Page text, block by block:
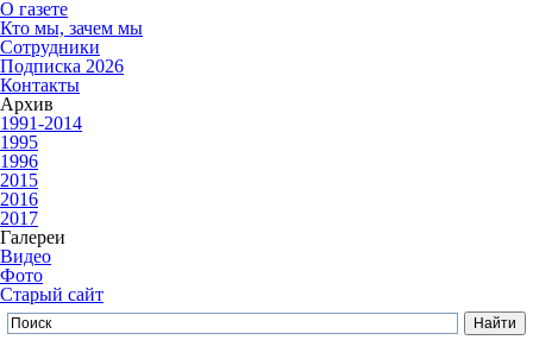
О газете
Кто мы, зачем мы
Сотрудники
Подписка 2026
Контакты
Архив
1991-2014
1995
1996
2015
2016
2017
Галереи
Видео
Фото
Старый сайт